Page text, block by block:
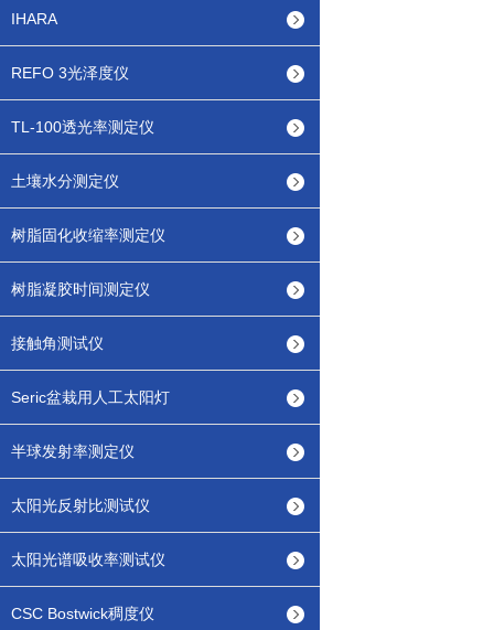
IHARA
REFO 3光泽度仪
TL-100透光率测定仪
土壤水分测定仪
树脂固化收缩率测定仪
树脂凝胶时间测定仪
接触角测试仪
Seric盆栽用人工太阳灯
半球发射率测定仪
太阳光反射比测试仪
太阳光谱吸收率测试仪
CSC Bostwick稠度仪